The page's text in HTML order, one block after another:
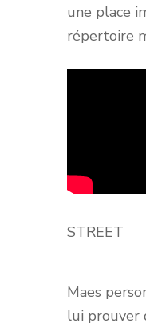
une place
répertoire
STREET
Maes
lui prouver